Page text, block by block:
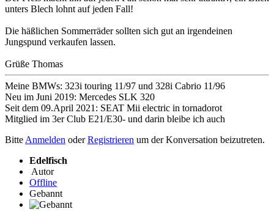
unters Blech lohnt auf jeden Fall!
Die häßlichen Sommerräder sollten sich gut an irgendeinen
Jungspund verkaufen lassen.
Grüße Thomas
Meine BMWs: 323i touring 11/97 und 328i Cabrio 11/96
Neu im Juni 2019: Mercedes SLK 320
Seit dem 09.April 2021: SEAT Mii electric in tornadorot
Mitglied im 3er Club E21/E30- und darin bleibe ich auch
Bitte Anmelden oderRegistrieren um der Konversation beizutreten.
Edelfisch
Autor
Offline
Gebannt